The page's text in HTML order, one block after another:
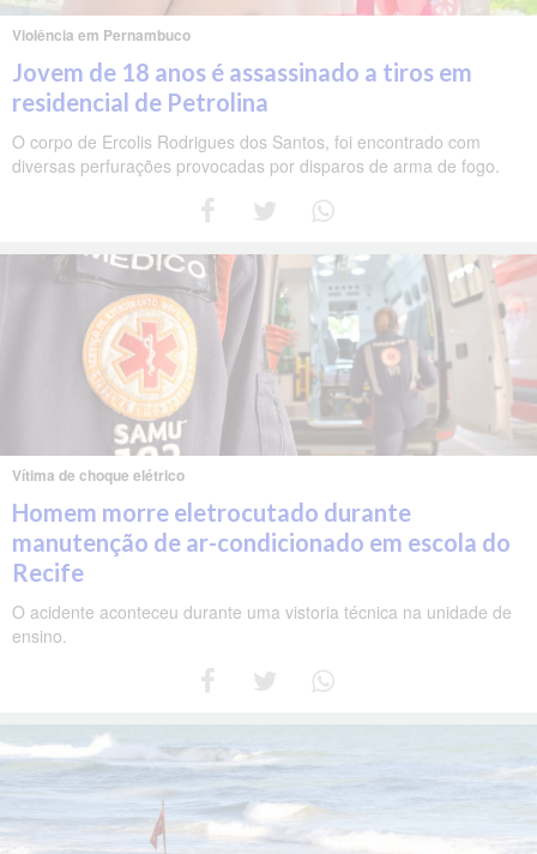
Violência em Pernambuco
Jovem de 18 anos é assassinado a tiros em
residencial de Petrolina
O corpo de Ercolis Rodrigues dos Santos, foi encontrado com
diversas perfurações provocadas por disparos de arma de fogo.
Vítima de choque elétrico
Homem morre eletrocutado durante
manutenção de ar-condicionado em escola do
Recife
O acidente aconteceu durante uma vistoria técnica na unidade de
ensino.